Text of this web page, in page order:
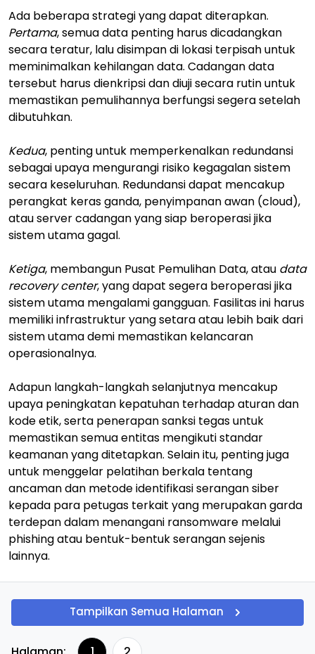
Ada beberapa strategi yang dapat diterapkan.
Pertama, semua data penting harus dicadangkan
secara teratur, lalu disimpan di lokasi terpisah untuk
meminimalkan kehilangan data. Cadangan data
tersebut harus dienkripsi dan diuji secara rutin untuk
memastikan pemulihannya berfungsi segera setelah
dibutuhkan.
Kedua, penting untuk memperkenalkan redundansi
sebagai upaya mengurangi risiko kegagalan sistem
secara keseluruhan. Redundansi dapat mencakup
perangkat keras ganda, penyimpanan awan (cloud),
atau server cadangan yang siap beroperasi jika
sistem utama gagal.
Ketiga, membangun Pusat Pemulihan Data, atau data
recovery center, yang dapat segera beroperasi jika
sistem utama mengalami gangguan. Fasilitas ini harus
memiliki infrastruktur yang setara atau lebih baik dari
sistem utama demi memastikan kelancaran
operasionalnya.
Adapun langkah-langkah selanjutnya mencakup
upaya peningkatan kepatuhan terhadap aturan dan
kode etik, serta penerapan sanksi tegas untuk
memastikan semua entitas mengikuti standar
keamanan yang ditetapkan. Selain itu, penting juga
untuk menggelar pelatihan berkala tentang
ancaman dan metode identifikasi serangan siber
kepada para petugas terkait yang merupakan garda
terdepan dalam menangani ransomware melalui
phishing atau bentuk-bentuk serangan sejenis
lainnya.
Tampilkan Semua Halaman